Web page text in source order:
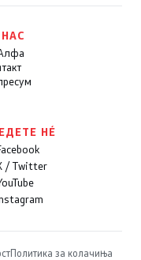
НÉ
/ Twitter
Политика за колачиња